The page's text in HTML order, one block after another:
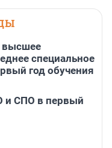
высшее
специальное
год обучения
и СПО в первый